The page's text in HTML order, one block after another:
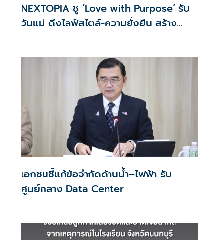
NEXTOPIA ชู ‘Love with Purpose’ รับ
วันแม่ ดึงไลฟ์สไตล์-ความยั่งยืน สร้าง
เอกชนชี้แก้ข้อจำกัดด้านน้ำ–ไฟฟ้า รับ
ศูนย์กลาง Data Center